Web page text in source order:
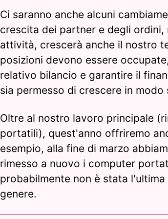
Ci saranno anche alcuni
crescita dei partner e degli
attività, crescerà anche il nostro
posizioni devono essere
relativo bilancio e garantire il
sia permesso di crescere in modo
Oltre al nostro lavoro principale
portatili), quest'anno offriremo
esempio, alla fine di marzo
rimesso a nuovo i computer
probabilmente non è stata
genere.